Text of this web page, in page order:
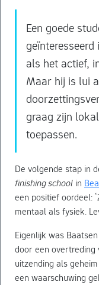
Een goede
als het actief,
Maar hij is lui
graag zijn
toepassen.
De volgende stap in
finishing school in
een positief oordeel:
mentaal als fysiek.
Eigenlijk was
door een overtreding
uitzending als
een waarschuwing